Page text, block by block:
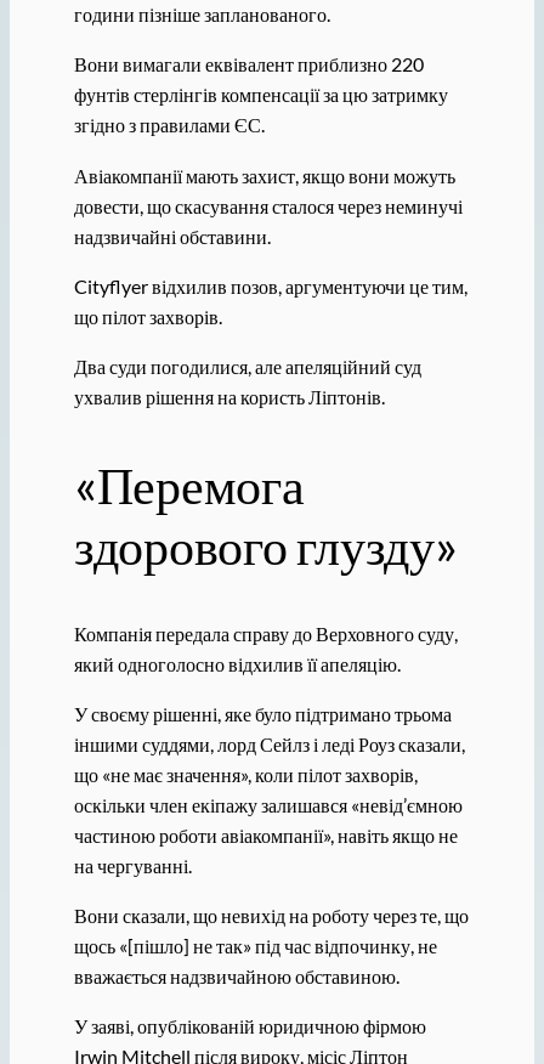
години пізніше запланованого.
Вони вимагали еквівалент приблизно 220
фунтів стерлінгів компенсації за цю затримку
згідно з правилами ЄС.
Авіакомпанії мають захист, якщо вони можуть
довести, що скасування сталося через неминучі
надзвичайні обставини.
Cityflyer відхилив позов, аргументуючи це тим,
що пілот захворів.
Два суди погодилися, але апеляційний суд
ухвалив рішення на користь Ліптонів.
«Перемога
здорового глузду»
Компанія передала справу до Верховного суду,
який одноголосно відхилив її апеляцію.
У своєму рішенні, яке було підтримано трьома
іншими суддями, лорд Сейлз і леді Роуз сказали,
що «не має значення», коли пілот захворів,
оскільки член екіпажу залишався «невід’ємною
частиною роботи авіакомпанії», навіть якщо не
на чергуванні.
Вони сказали, що невихід на роботу через те, що
щось «[пішло] не так» під час відпочинку, не
вважається надзвичайною обставиною.
У заяві, опублікованій юридичною фірмою
Irwin Mitchell після вироку, місіс Ліптон